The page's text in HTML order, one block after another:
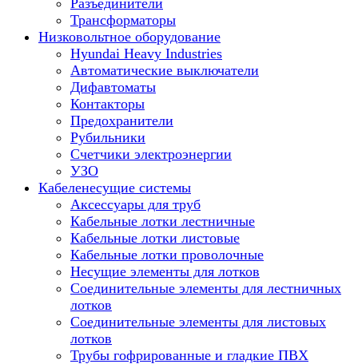
Разъединители
Трансформаторы
Низковольтное оборудование
Hyundai Heavy Industries
Автоматические выключатели
Дифавтоматы
Контакторы
Предохранители
Рубильники
Счетчики электроэнергии
УЗО
Кабеленесущие системы
Аксессуары для труб
Кабельные лотки лестничные
Кабельные лотки листовые
Кабельные лотки проволочные
Несущие элементы для лотков
Соединительные элементы для лестничных
лотков
Соединительные элементы для листовых
лотков
Трубы гофрированные и гладкие ПВХ